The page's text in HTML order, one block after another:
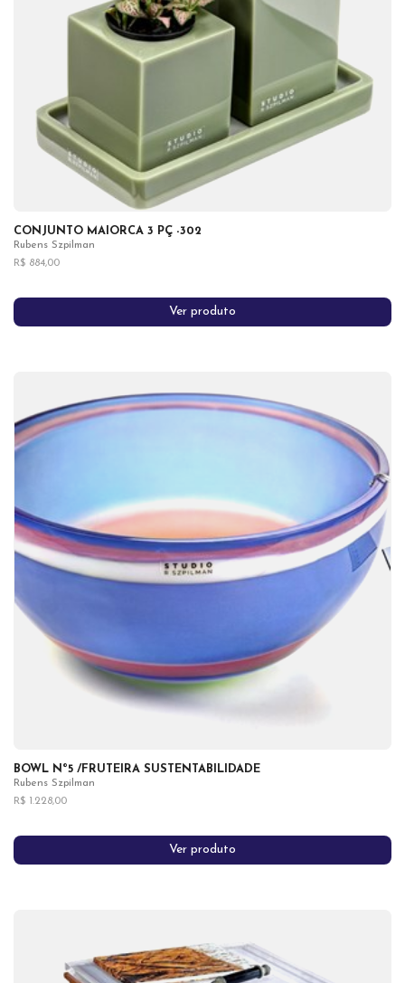
CONJUNTO MAIORCA 3 PÇ -302
Rubens Szpilman
R$ 884,00
Ver produto
BOWL Nº5 /FRUTEIRA SUSTENTABILIDADE
Rubens Szpilman
R$ 1.228,00
Ver produto